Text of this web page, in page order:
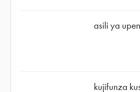
asili ya
kujifunza